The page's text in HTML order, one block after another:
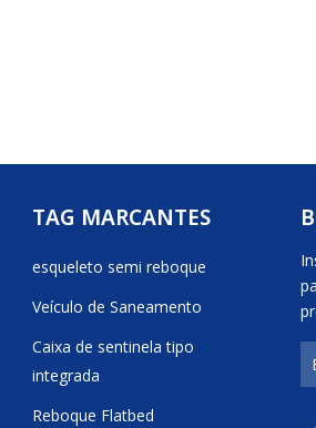
TAG MARCANTES
esqueleto semi reboque
Veículo de Saneamento
Caixa de sentinela tipo
integrada
Reboque Flatbed